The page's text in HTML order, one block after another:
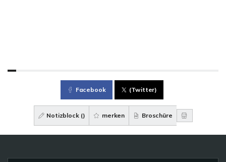
Facebook (Twitter)
Notizblock () merken Broschüre